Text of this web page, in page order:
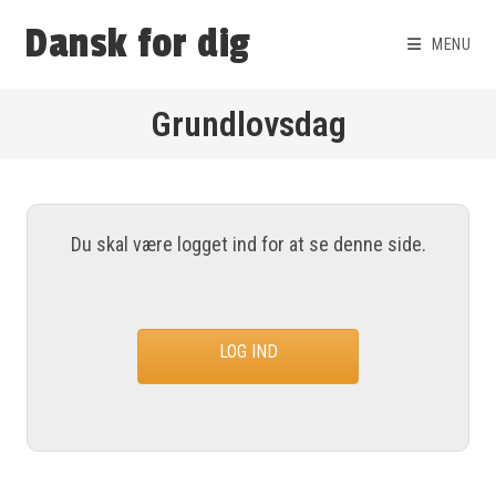
Dansk for dig MENU
Grundlovsdag
Du skal være logget ind for at se denne side.
LOG IND